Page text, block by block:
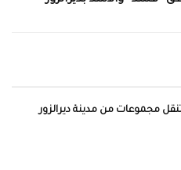
مجموعات من مدينة ديرالزور